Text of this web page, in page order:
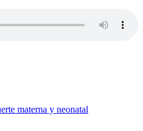
materna y neonatal